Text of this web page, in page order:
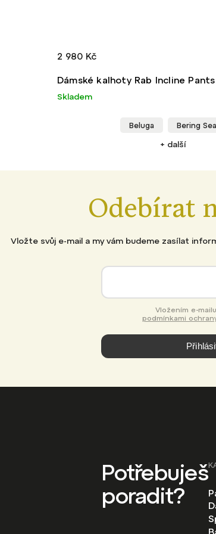
Dámské kalhoty Rab Incline Pants
Skladem
2 980 Kč
Beluga Bering Sea
+ další
Odebírat
Vložte svůj e-mail a my vám budeme zasílat
podmínkami
Potřebuješ
poradit?